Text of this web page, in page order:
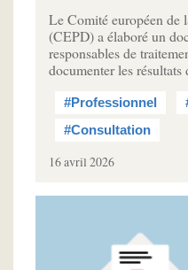
Le Comité européen de
(CEPD) a élaboré un
responsables de
documenter les
#Professionnel
#Consultation
16 avril 2026